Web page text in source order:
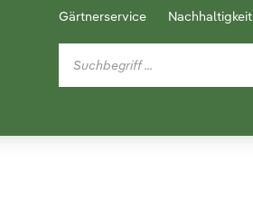
Gärtnerservice Nachhaltigkeit